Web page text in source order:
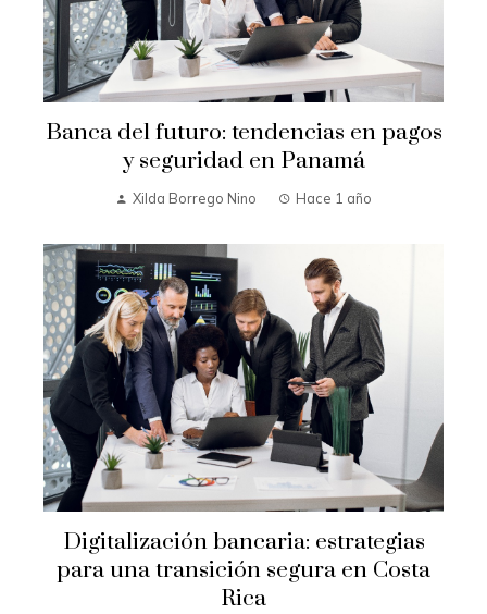
Banca del futuro: tendencias en pagos
y seguridad en Panamá
Xilda Borrego Nino Hace 1 año
Digitalización bancaria: estrategias
para una transición segura en Costa
Rica